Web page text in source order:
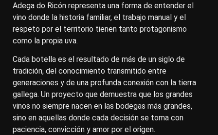
Adega do Ricón representa una forma de entender el
vino donde la historia familiar, el trabajo manual y el
respeto por el territorio tienen tanto protagonismo
como la propia uva.
Cada botella es el resultado de más de un siglo de
tradición, del conocimiento transmitido entre
generaciones y de una profunda conexión con la tierra
gallega. Un proyecto que demuestra que los grandes
vinos no siempre nacen en las bodegas más grandes,
sino en aquellas donde cada decisión se toma con
paciencia, convicción y amor por el origen.